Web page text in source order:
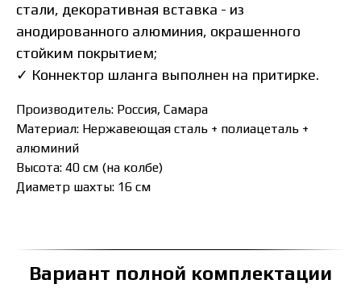
стали, декоративная вставка - из
анодированного алюминия, окрашенного
стойким покрытием;
✓ Коннектор шланга выполнен на притирке.
Производитель: Россия, Самара
Материал: Нержавеющая сталь + полиацеталь +
алюминий
Высота: 40 см (на колбе)
Диаметр шахты: 16 см
Вариант полной комплектации